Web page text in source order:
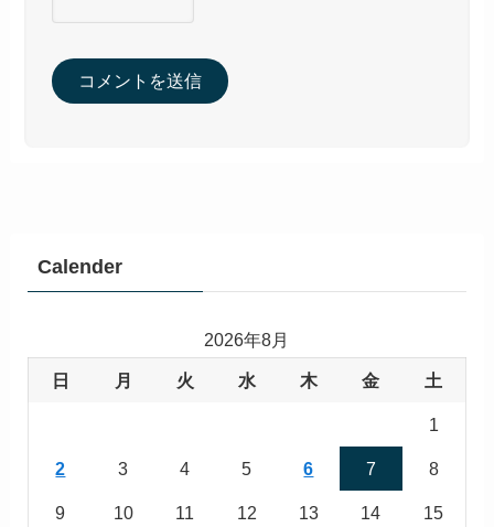
Calender
2026年8月
日 月 火 水 木 金 土
1
2 3 4 5 6 7 8
9 10 11 12 13 14 15